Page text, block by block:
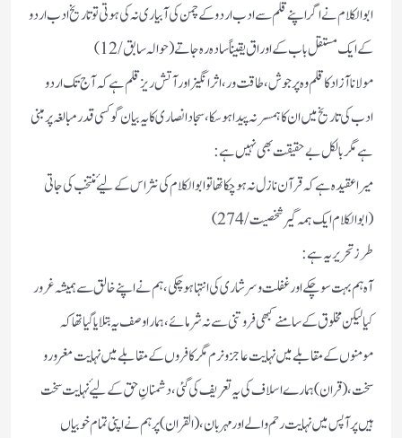
ابوالکلام نے اگر اپنے قلم سے ادب اردو کے چمن کی آبیاری نہ کی ہوتی تو تاریخ ادب اردو
کے ایک مستقل باب کے اوراق یقیناً سادہ رہ جاتے ( حوالہ سابق /12)
مولانا آزاد کا قلم وہ پرجوش، طاقت ور، اثر انگیز اور آتش ریز قلم ہے کہ آج تک اردو
ادب کی تاریخ میں ان کا ہمسر نہ پیدا ہو سکا، سجاد انصاری کا یہ بیان گو کسی قدر مبالغہ پر مبنی
ہے مگر بالکل بے حقیقت بھی نہیں ہے :
میرا عقیدہ ہے کہ قرآن نازل نہ ہو چکا تھا تو ابو الکلام کی نثر اس کے لیۓ منتخب کی جاتی
(ابوالکلام ایک ہمہ گیر شخصیت /274)
طرز تحریر یہ ہے:
آہ ہم بہت سو چکے اور غفلت و سرشاری کی انتہا ہو چکی، ہم نے اپنے خالق سے ہمیشہ غرور
کیا لیکن مخلوق کے سامنے کبھی فروتنی سے نہ شرمائے، ہمارا وصف یہ بتلایا گیا تھا کہ
مومنوں کے مقابلے میں نہایت عاجز و نرم مگر کافروں کے مقابلے میں نہایت مغرور و
سخت،( قران) ہمارے اسلاف کی یہ تعریف کی گئی، دشمنانِ حق کے لیۓ نہایت سخت
ہیں پر آپس میں نہایت رحم والے اور مہربان، (القران) پر ہم نے اپنی تمام خوبیاں